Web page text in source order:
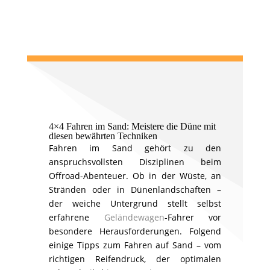
4×4 Fahren im Sand: Meistere die Düne mit
diesen bewährten Techniken
Fahren im Sand gehört zu den
anspruchsvollsten Disziplinen beim
Offroad-Abenteuer. Ob in der Wüste, an
Stränden oder in Dünenlandschaften –
der weiche Untergrund stellt selbst
erfahrene Geländewagen-Fahrer vor
besondere Herausforderungen. Folgend
einige Tipps zum Fahren auf Sand – vom
richtigen Reifendruck, der optimalen